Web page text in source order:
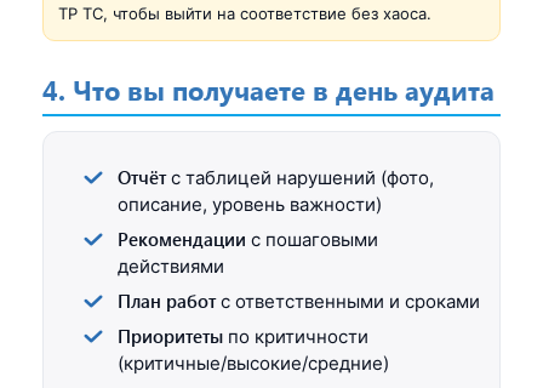
ТР ТС, чтобы выйти на соответствие без хаоса.
4. Что вы получаете в день аудита
Отчётс таблицей нарушений (фото,
описание, уровень важности)
Рекомендации с пошаговыми
действиями
План работс ответственными и сроками
Приоритеты по критичности
(критичные/высокие/средние)